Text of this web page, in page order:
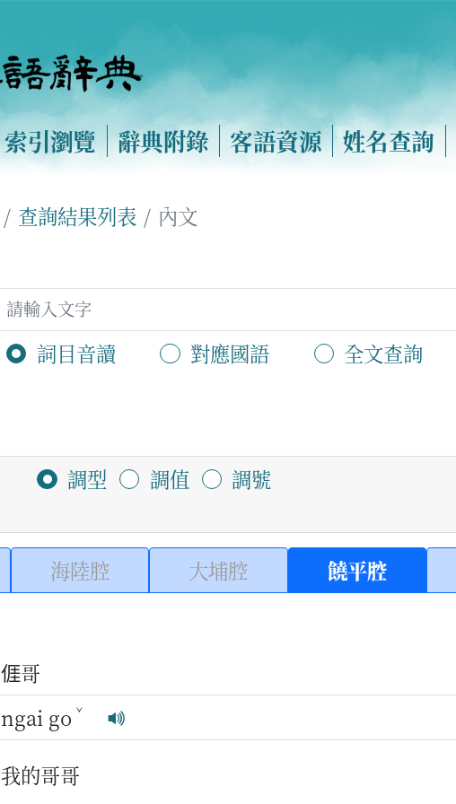
索引瀏覽 辭典附錄 客語資源 姓名查詢
查詢結果列表 內文
詞目音讀 對應國語 全文查詢
調型 調值 調號
海陸腔 大埔腔 饒平腔
𠊎哥
ngai go ˇ
我的哥哥